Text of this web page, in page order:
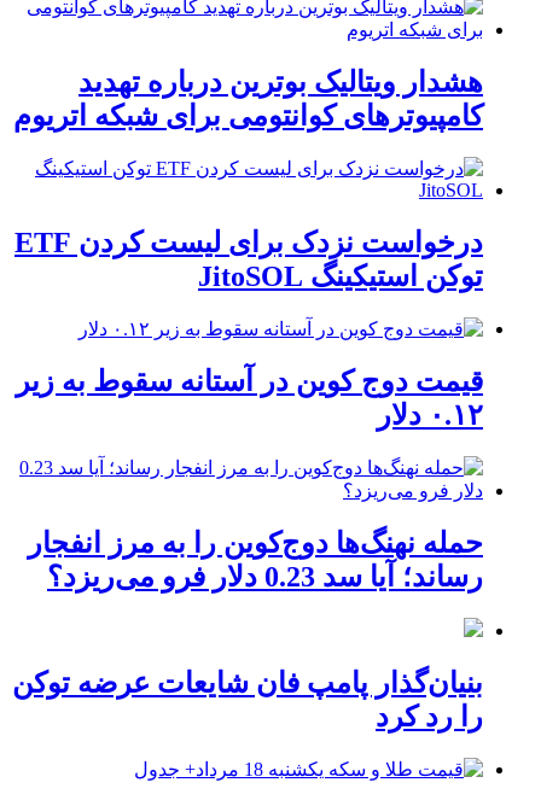
هشدار ویتالیک بوترین درباره تهدید
کامپیوترهای کوانتومی برای شبکه اتریوم
درخواست نزدک برای لیست کردن ETF
توکن استیکینگ JitoSOL
قیمت دوج کوین در آستانه سقوط به زیر
۰.۱۲ دلار
حمله نهنگ‌ها دوج‌کوین را به مرز انفجار
رساند؛ آیا سد 0.23 دلار فرو می‌ریزد؟
بنیان‌گذار پامپ فان شایعات عرضه توکن
را رد کرد